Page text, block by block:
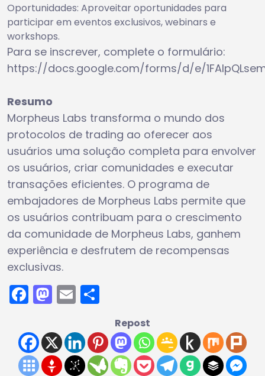
Oportunidades: Aproveitar oportunidades para
participar em eventos exclusivos, webinars e
workshops.
Para se inscrever, complete o formulário:
https://docs.google.com/forms/d/e/
Resumo
Morpheus Labs transforma o mundo dos
protocolos de trading ao oferecer aos
usuários uma solução completa para envolver
os usuários, criar comunidades e executar
transações eficientes. O programa de
embajadores de Morpheus Labs permite que
os usuários contribuam para o crescimento
da comunidade de Morpheus Labs, ganhem
experiência e desfrutem de recompensas
exclusivas.
Facebook
Mastodon
Email
Repost